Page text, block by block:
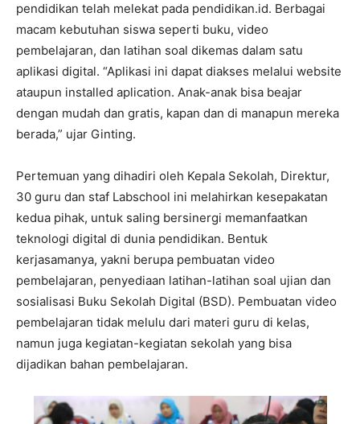
pendidikan telah melekat pada pendidikan.id. Berbagai
macam kebutuhan siswa seperti buku, video
pembelajaran, dan latihan soal dikemas dalam satu
aplikasi digital. “Aplikasi ini dapat diakses melalui website
ataupun installed aplication. Anak-anak bisa beajar
dengan mudah dan gratis, kapan dan di manapun mereka
berada,” ujar Ginting.
Pertemuan yang dihadiri oleh Kepala Sekolah, Direktur,
30 guru dan staf Labschool ini melahirkan kesepakatan
kedua pihak, untuk saling bersinergi memanfaatkan
teknologi digital di dunia pendidikan. Bentuk
kerjasamanya, yakni berupa pembuatan video
pembelajaran, penyediaan latihan-latihan soal ujian dan
sosialisasi Buku Sekolah Digital (BSD). Pembuatan video
pembelajaran tidak melulu dari materi guru di kelas,
namun juga kegiatan-kegiatan sekolah yang bisa
dijadikan bahan pembelajaran.